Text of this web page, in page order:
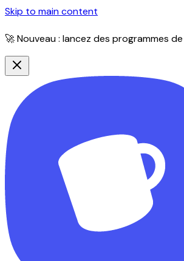
Skip to main content
🚀 Nouveau : lancez des programmes